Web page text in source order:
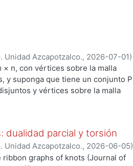
Unidad Azcapotzalco., 2026-07-01)
× n, con vértices sobre la malla
y suponga que tiene un conjunto P
y vértices sobre la malla
la lámina siempre y cuando se
es separar las piezas de P
esta tesis desarrollamos una
la formulación de dos modelos
dualidad parcial y torsión
Unidad Azcapotzalco., 2026-06-05)
graphs of knots (Journal of